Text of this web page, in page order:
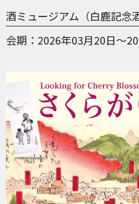
酒ミュージアム（白鹿記念
会期
2026年03月20日～